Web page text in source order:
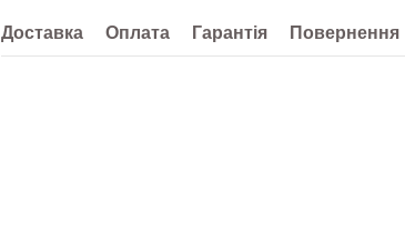
Доставка Оплата Гарантія Повернення